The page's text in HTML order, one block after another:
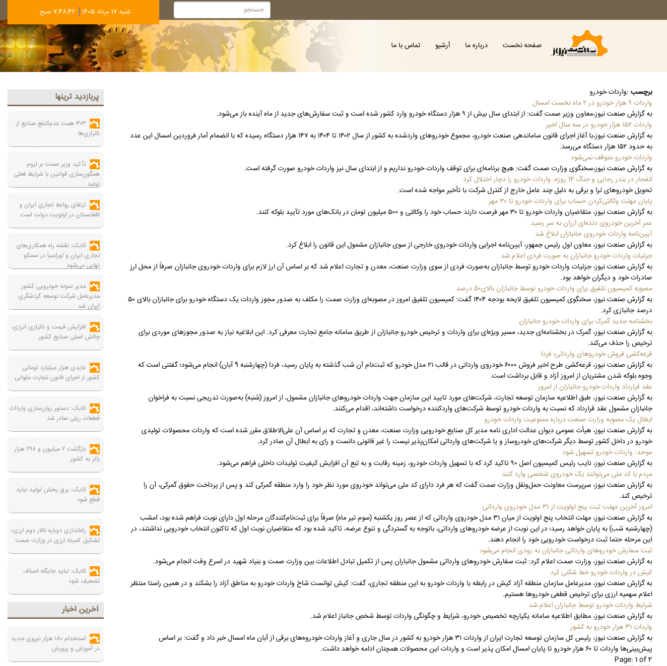
شنبه 17 مرداد 1405 7:48:43 صبح
صفحه نخست درباره ما آرشیو تماس با ما
برچسب :واردات خودرو
واردات ۹ هزار خودرو در ۲ ماه نخست امسال
به گزارش صنعت نیوز،معاون وزیر صمت گفت: از ابتدای سال بیش از ۹ هزار دستگاه خودرو وارد کشور شده است و ثبت سفارش‌های جدید از ماه آینده باز می‌شود.
واردات ۱۵۲ هزار خودرو در سه سال اخیر
به گزارش صنعت نیوز،با آغاز اجرای قانون ساماندهی صنعت خودرو، مجموع خودروهای واردشده به کشور از سال ۱۴۰۲ تا ۱۴۰۴ به ۱۴۷ هزار دستگاه رسیده که با انضمام آمار فروردین امسال این عدد
به حدود ۱۵۲ هزار دستگاه می‌رسد.
واردات خودرو متوقف نمی‌شود
به گزارش صنعت نیوز،سخنگوی وزارت صمت گفت: هیچ برنامه‌ای برای توقف واردات خودرو نداریم و از ابتدای سال نیز واردات خودرو صورت گرفته است.
انفجار در بندر رجایی و جنگ 12 روزه، واردات خودرو را دچار اختلال کرد
تحویل خودروهای ترا و برقی به دلیل چند عامل خارج از کنترل شرکت با تأخیر مواجه شده است.
پایان مهلت وکالتی‌کردن حساب برای واردات خودرو تا ۳۰ مهر
به گزارش صنعت نیوز، متقاضیان واردات خودرو تا ۳۰ مهر فرصت دارند حساب خود را وکالتی و ۵۰۰ میلیون تومان در بانک‌های مورد تأیید بلوکه کنند.
عمر آخرین خودروی دنده‌ای ارزان به سر رسید
آیین‌نامه واردات خودروی جانبازان ابلاغ شد
به گزارش صنعت نیوز، معاون اول رئیس جمهور، آیین‌نامه اجرایی واردات خودروی خارجی از سوی جانبازان مشمول این قانون را ابلاغ کرد.
جزئیات واردات خودرو جانبازان به صورت فردی اعلام شد
به گزارش صنعت نیوز، جزئیات واردات خودرو توسط جانبازان به‌صورت فردی از سوی وزارت صنعت، معدن و تجارت اعلام شد که بر اساس آن ارز لازم برای واردات خودروی جانبازان صرفاً از محل ارز
صادرات خود و دیگران خواهد بود.
مصوبه کمیسیون تلفیق برای واردات خودرو توسط جانبازان بالای۵۰ درصد
به گزارش صنعت نیوز، سخنگوی کمیسیون تلفیق لایحه بودجه ۱۴۰۴ گفت: کمیسیون تلفیق امروز در مصوبه‌ای وزارت صمت را مکلف به صدور مجوز واردات یک دستگاه خودرو برای جانبازان بالای ۵۰
درصد جانبازی کرد.
بخشنامه جدید گمرک برای واردات خودرو جانبازان
به گزارش صنعت نیوز، گمرک در بخشنامه‌ای جدید، مسیر ویژه‌ای برای واردات و ترخیص خودرو جانبازان از طریق سامانه جامع تجارت معرفی کرد. این ابلاغیه نیاز به صدور مجوزهای موردی برای
ترخیص را حذف می‌کند.
قرعه‌کشی فروش خودروهای وارداتی؛ فردا
به گزارش صنعت نیوز، قرعه‌کشی طرح اخیر فروش ۶٠٠٠ خودروی وارداتی در قالب ٢١ مدل خودرو که ثبت‌نام آن شب گذشته به پایان رسید، فردا (چهارشنبه 9 آبان) انجام می‌شود؛ گفتنی است که
وجوه بلوکه شدن مشتریان از امروز آزاد و قابل برداشت است.
عقد قرارداد واردات خودرو جانبازان از امروز
به گزارش صنعت نیوز، طبق اطلاعیه سازمان توسعه تجارت، شرکت‌های مورد تایید این سازمان جهت واردات خودروهای جانبازان مشمول، از امروز (شنبه) به‌صورت تدریجی نسبت به فراخوان
جانبازانِ مشمول عقد قرارداد که نسبت به واردات خودرو توسط شرکت‌های واردکننده درخواست داشته‌اند، اقدام می‌کنند.
ابطال یک مصوبه وزارت صنعت درباره ممنوعیت واردات خودرو
به گزارش صنعت نیوز، هیأت عمومی دیوان عدالت اداری نامه مدیر کل صنایع خودرویی وزارت صنعت، معدن و تجارت که بر اساس آن علی‌الاطلاق مقرر شده است که واردات محصولات تولیدی
خودرو در داخل کشور توسط دیگر شرکت‌های خودروساز و یا شرکت‌های وارداتی امکان‌پذیر نیست را غیر قانونی دانست و رای به ابطال آن صادر کرد.
موحد: واردات خودرو تسهیل شود
به گزارش صنعت نیوز، نایب رئیس کمیسیون اصل ۹۰ تاکید کرد که با تسهیل واردات خودرو، زمینه رقابت و به تبع آن افزایش کیفیت تولیدات داخلی فراهم می‌شود.
مردم با کد ملی می‌توانند یک خودروی شخصی وارد کنند
به گزارش صنعت نیوز، سرپرست معاونت حمل‌ونقل وزارت صمت گفت که هر فرد دارای کد ملی می‌تواند خودروی مورد نظر خود را وارد منطقه گمرکی کند و پس از پرداخت حقوق گمرکی، آن را
ترخیص کند.
امروز آخرین مهلت ثبت پنج اولویت از ۳۱ مدل خودروی وارداتی
به گزارش صنعت نیوز، مهلت انتخاب پنج اولویت از میان ۳۱ مدل خودروی وارداتی که از عصر روز یکشنبه (سوم تیر ماه) صرفاً برای ثبت‌نام‌کنندگان مرحله اول دارای نوبت فراهم شده بود، امشب
(چهارشنبه شب) به پایان خواهد رسید؛ در این نوبت از عرضه خودروهای وارداتی، باتوجه به گستردگی و تنوع عرضه، تاکید شده بود که متقاضیان نوبت اول که تاکنون انتخاب خودرویی نداشتند، در
این مرحله حتما ثبت درخواست خودرویی خود را انجام دهند.
ثبت سفارش خودروهای وارداتی جانبازان به زودی انجام می‌شود
به گزارش صنعت نیوز، وزارت صمت اعلام کرد: ثبت سفارش خودروهای وارداتی مشمول جانباران پس از تکمیل تبادل اطلاعات بین وزارت صمت و بنیاد شهید در اسرع وقت انجام می‌شود.
کیش در واردات خودرو خط شکنی کرد
به گزارش صنعت نیوز، مدیرعامل سازمان منطقه آزاد کیش در رابطه با واردات خودرو به این منطقه تجاری، گفت: کیش توانست شاخ واردات خودرو به مناطق آزاد را بشکند و در همین راستا منتظر
اعلام سهمیه ارزی برای ترخیص قطعی خودروها هستیم.
شرایط واردات خودرو توسط جانبازان اعلام شد
به گزارش صنعت نیوز، مطابق اطلاعیه سامانه یکپارچه تخصیص خودرو، شرایط و چگونگی واردات توسط شخصِ جانباز اعلام شد.
واردات ۳۱ هزار خودرو به کشور
به گزارش صنعت نیوز، رئیس کل سازمان توسعه تجارت ایران از واردات ۳۱ هزار خودرو به کشور در سال جاری و آغاز واردات خودروه‌های برقی از آبان ماه امسال خبر داد و گفت: بر اساس
پیش‌بینی‌ها واردات تا ۶۰ هزار خودرو تا پایان امسال امکان پذیر است و واردات این محصولات همچنان ادامه خواهد داشت.
Page: 1 of 2
پربازديد ترينها
۳۰۳ همت عدم‌النفع صنایع از
ناترازی‌ها
تأکید وزیر صمت بر لزوم
همگون‌سازی قوانین با شرایط فعلی
تولید
ارتقای روابط تجاری ایران و
افغانستان در اولویت دولت است
اتابک: نقشه راه همکاری‌های
تجاری ایران و اوراسیا در مسکو
نهایی می‌شود
مدیر نمونه خودرویی کشور
مدیرعامل شرکت توسعه گردشگری
ایران شد
افزایش قیمت و ناترازی انرژی،
چالش اصلی صنایع کشور
عایدی هزار میلیارد تومانی
کشور از اجرای قانون تجارت ملوانی
اتابک: دستور روان‌سازی واردات
قطعات ریلی صادر شد
بازگشت ۲ میلیون و ۲۹۸ هزار
زائر به کشور
اتابک: برق بخش تولید نباید
قطع شود
راه‌اندازی دوباره تالار دوم ارزی؛
تشکیل کمیته ارزی در وزارت صمت
اتابک: نباید جایگاه اصناف
تضعیف شود
آخرين اخبار
استخدام ۱۸۰ هزار نیروی جدید
در آموزش‌ و پرورش